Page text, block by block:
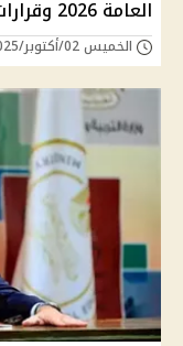
العامة 2026 وقرارات حول مصروفات المدارس
الخميس 02/أكتوبر/2025 - 05:22 م